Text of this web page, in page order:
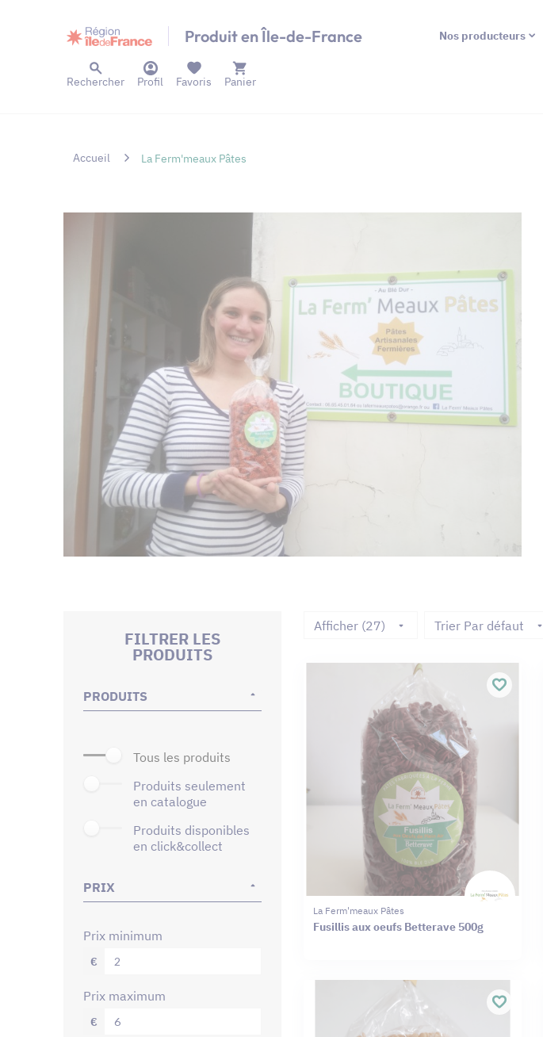
Produit en Île-de-France Nos producteurs
Rechercher Profil Panier
Favoris
Accueil La Ferm'meaux Pâtes
FILTRER LES
PRODUITS
PRODUITS
tous les produits
produits seulement
en catalogue
produits disponibles
en click&collect
PRIX
prix minimum
€
prix maximum
€
Afficher (27) Trier Par défaut
La Ferm'meaux Pâtes
Fusillis aux oeufs Betterave 500g